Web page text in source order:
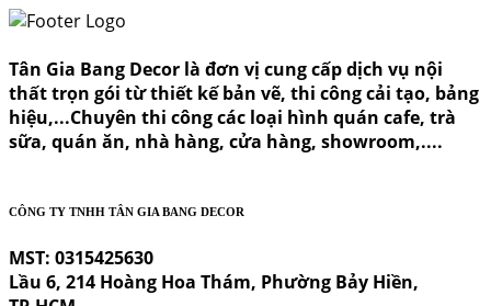
Tân Gia Bang Decor là đơn vị cung cấp dịch vụ nội
thất trọn gói từ thiết kế bản vẽ, thi công cải tạo, bảng
hiệu,...Chuyên thi công các loại hình quán cafe, trà
sữa, quán ăn, nhà hàng, cửa hàng, showroom,....
CÔNG TY TNHH TÂN GIA BANG DECOR
MST: 0315425630
Lầu 6, 214 Hoàng Hoa Thám, Phường Bảy Hiền,